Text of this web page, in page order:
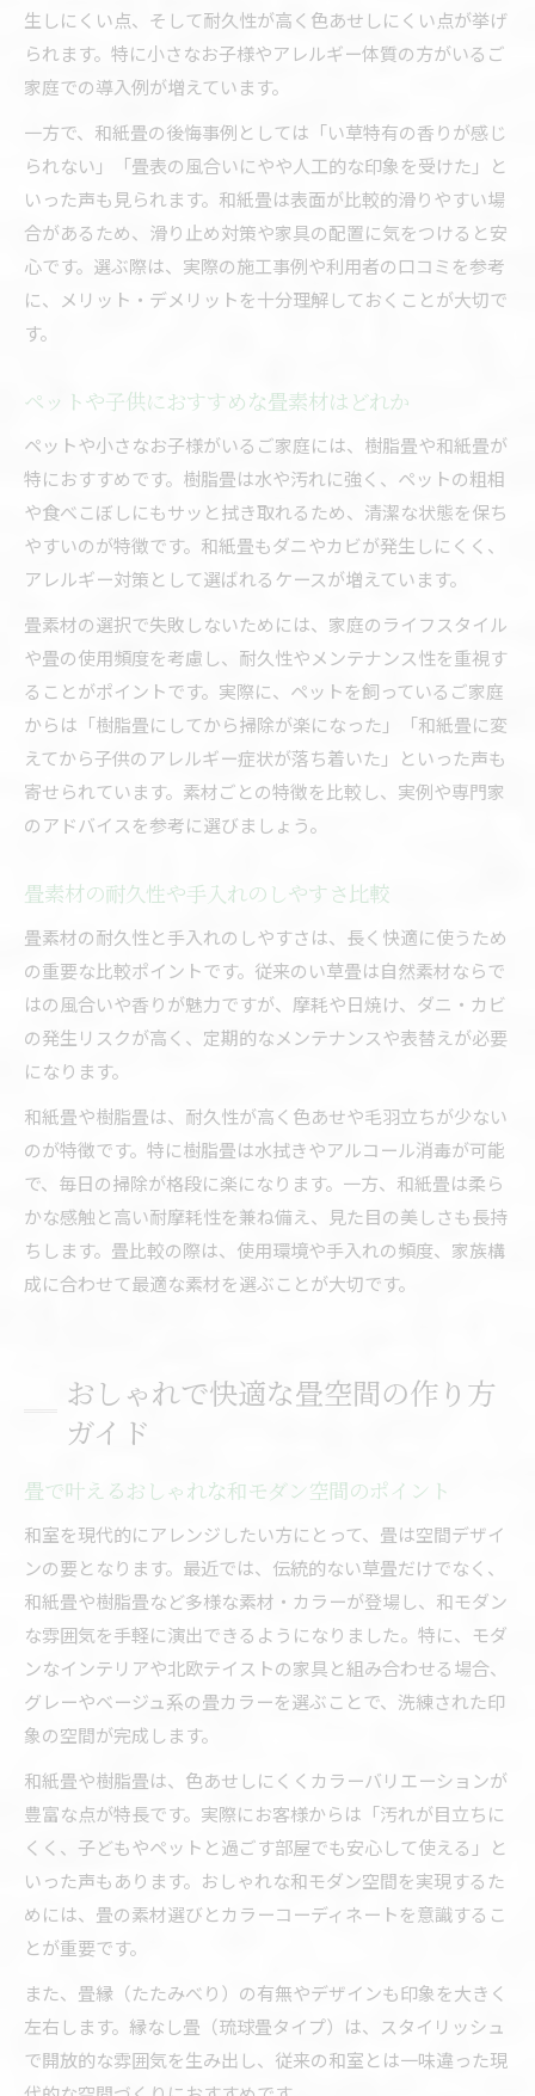
生しにくい点、そして耐久性が高く色あせしにくい点が挙げ
られます。特に小さなお子様やアレルギー体質の方がいるご
家庭での導入例が増えています。
一方で、和紙畳の後悔事例としては「い草特有の香りが感じ
られない」「畳表の風合いにやや人工的な印象を受けた」と
いった声も見られます。和紙畳は表面が比較的滑りやすい場
合があるため、滑り止め対策や家具の配置に気をつけると安
心です。選ぶ際は、実際の施工事例や利用者の口コミを参考
に、メリット・デメリットを十分理解しておくことが大切で
す。
ペットや子供におすすめな畳素材はどれか
ペットや小さなお子様がいるご家庭には、樹脂畳や和紙畳が
特におすすめです。樹脂畳は水や汚れに強く、ペットの粗相
や食べこぼしにもサッと拭き取れるため、清潔な状態を保ち
やすいのが特徴です。和紙畳もダニやカビが発生しにくく、
アレルギー対策として選ばれるケースが増えています。
畳素材の選択で失敗しないためには、家庭のライフスタイル
や畳の使用頻度を考慮し、耐久性やメンテナンス性を重視す
ることがポイントです。実際に、ペットを飼っているご家庭
からは「樹脂畳にしてから掃除が楽になった」「和紙畳に変
えてから子供のアレルギー症状が落ち着いた」といった声も
寄せられています。素材ごとの特徴を比較し、実例や専門家
のアドバイスを参考に選びましょう。
畳素材の耐久性や手入れのしやすさ比較
畳素材の耐久性と手入れのしやすさは、長く快適に使うため
の重要な比較ポイントです。従来のい草畳は自然素材ならで
はの風合いや香りが魅力ですが、摩耗や日焼け、ダニ・カビ
の発生リスクが高く、定期的なメンテナンスや表替えが必要
になります。
和紙畳や樹脂畳は、耐久性が高く色あせや毛羽立ちが少ない
のが特徴です。特に樹脂畳は水拭きやアルコール消毒が可能
で、毎日の掃除が格段に楽になります。一方、和紙畳は柔ら
かな感触と高い耐摩耗性を兼ね備え、見た目の美しさも長持
ちします。畳比較の際は、使用環境や手入れの頻度、家族構
成に合わせて最適な素材を選ぶことが大切です。
おしゃれで快適な畳空間の作り方
ガイド
畳で叶えるおしゃれな和モダン空間のポイント
和室を現代的にアレンジしたい方にとって、畳は空間デザイ
ンの要となります。最近では、伝統的ない草畳だけでなく、
和紙畳や樹脂畳など多様な素材・カラーが登場し、和モダン
な雰囲気を手軽に演出できるようになりました。特に、モダ
ンなインテリアや北欧テイストの家具と組み合わせる場合、
グレーやベージュ系の畳カラーを選ぶことで、洗練された印
象の空間が完成します。
和紙畳や樹脂畳は、色あせしにくくカラーバリエーションが
豊富な点が特長です。実際にお客様からは「汚れが目立ちに
くく、子どもやペットと過ごす部屋でも安心して使える」と
いった声もあります。おしゃれな和モダン空間を実現するた
めには、畳の素材選びとカラーコーディネートを意識するこ
とが重要です。
また、畳縁（たたみべり）の有無やデザインも印象を大きく
左右します。縁なし畳（琉球畳タイプ）は、スタイリッシュ
で開放的な雰囲気を生み出し、従来の和室とは一味違った現